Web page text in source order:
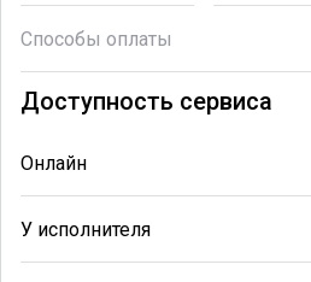
Способы оплаты
Доступность сервиса
Онлайн
У исполнителя